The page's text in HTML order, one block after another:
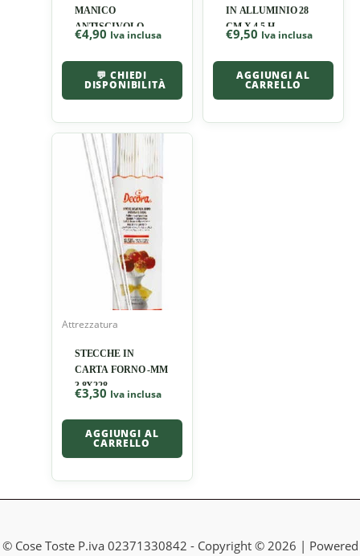
MANICO
ANTISCIVOLO
€4,90 Iva inclusa
💬 CHIEDI
DISPONIBILITÀ
IN ALLUMINIO 28
CM X 4,5 H
€9,50 Iva inclusa
AGGIUNGI AL
CARRELLO
Attrezzatura
STECCHE IN
CARTA FORNO -MM
3,8X228
€3,30 Iva inclusa
AGGIUNGI AL
CARRELLO
© Cose Toste P.iva 02371330842 - Copyright © 2026 | Powered